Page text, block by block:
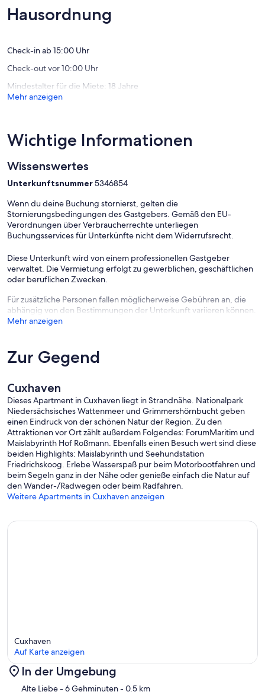
enthalten
- Bettwäsche, Handtücher
- Kinderhochstuhl, Babybett
- Strandkorb (nach Verfügbarkeit)
(Stadt Cuxhaven)
- Schlüsselabholung und Rückgabe erfolgen über unser
Bauarbeiten:
Aufgrund einer Baustelle in der Nachbarschaft ist bis Anfang 2027
mit Beeinträchtigungen durch eventuellen Lärm oder Staub zu
rechnen.
(19
Bewertungen)
Hausordnung
Check-in ab 15:00 Uhr
Check-out vor 10:00 Uhr
Mindestalter für die Miete: 18 Jahre
Mehr anzeigen
Wichtige Informationen
Wissenswertes
Unterkunftsnummer5346854
Wenn du deine Buchung stornierst, gelten die
Stornierungsbedingungen des Gastgebers. Gemäß den EU-
Verordnungen über Verbraucherrechte unterliegen
Buchungsservices für Unterkünfte nicht dem Widerrufsrecht.
Diese Unterkunft wird von einem professionellen Gastgeber
verwaltet. Die Vermietung erfolgt zu gewerblichen, geschäftlichen
oder beruflichen Zwecken.
Für zusätzliche Personen fallen möglicherweise Gebühren an, die
abhängig von den Bestimmungen der Unterkunft variieren können.
Mehr anzeigen
Zur Gegend
Cuxhaven
Dieses Apartment in Cuxhaven liegt in Strandnähe. Nationalpark
Niedersächsisches Wattenmeer und Grimmershörnbucht geben
einen Eindruck von der schönen Natur der Region. Zu den
Attraktionen vor Ort zählt außerdem Folgendes: ForumMaritim und
Maislabyrinth Hof Roßmann. Ebenfalls einen Besuch wert sind diese
beiden Highlights: Maislabyrinth und Seehundstation
Friedrichskoog. Erlebe Wasserspaß pur beim Motorbootfahren und
beim Segeln ganz in der Nähe oder genieße einfach die Natur auf
den Wander-/Radwegen oder beim Radfahren.
Weitere Apartments in Cuxhaven anzeigen
Karte
Cuxhaven
Auf Karte anzeigen
In der Umgebung
Alte Liebe- 6 Gehminuten- 0.5 km